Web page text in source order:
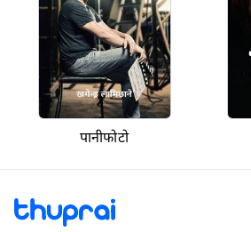
पानीफोटो